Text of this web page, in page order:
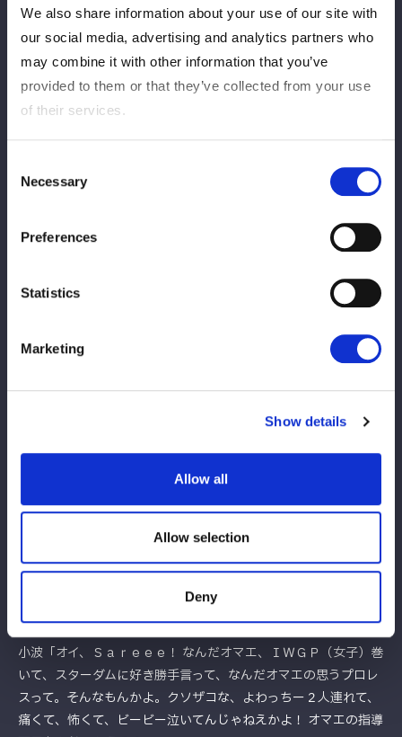
We also share information about your use of our site with
our social media, advertising and analytics partners who
may combine it with other information that you’ve
provided to them or that they’ve collected from your use
of their services.
Selection
Necessary
Preferences
Statistics
Marketing
Show details
Allow all
Allow selection
Deny
あとからH.A.T.E.が入場し、乱闘でスタート。乱闘は場外に発展
する。小波がＳａｒｅｅｅを客席に投げつける。小波がリングに
Ｓａｒｅｅｅを戻して攻撃、Ｓａｒｅｅｅがヒザを攻撃しダイビ
ングフットスタンプ。小波がかわしてカウンターのハイキック。
桃がＳａｒｅｅｅにミドルキック、顔面を蹴飛ばしていく。Ｓａ
ｒｅｅｅがエルボー。桃は笑みを浮かべてやり返す。エルボーの
ＣｈｉＣｈｉがタッチを求めＳａｒｅｅｅは「いけんのか？」Ｃ
も、卍固めを決める。ＣｈｉＣｈｉはグラウンドに移行するが、
Ｈ.Ａ.Ｔ.Ｅ.がカット。桃がロープに振らせずエルボー、「負ける
か！」とＣｈｉＣｈｉもエルボー。上谷がアシストし、桃がＰ
Ｋ。小波が入り桃と合体、ＣｈｉＣｈｉがかいくぐり、Ｓａｒｅ
ーアタックもかわされる。小波がミクに串刺しエルボー、Ｈ.Ａ.
Ｔ.Ｅ.で攻撃し、小波がミドルキック、カットされるもワキ固
め。Ｓａｒｅｅｅがカットしようと手を伸ばすが、上谷が場外か
ｅとＣｈｉＣｈｉが合体も場外から上谷が足を引き、エプロンか
ら飛ぶ。小波がミクに投げっぱなしジャーマン。２カウントであ
えて引き起こし、小波がバズソー。決まったと思われたがＳａｒ
ｅｅｅがカット、桃がＳａｒｅｅｅにハイキック、スイーパー。
合後、桃がバットでＳａｒｅｅｅを殴打し首を絞める。小波はミ
クを離さず締め続ける。セコンドの吏南が入ると、止めるレフェ
リーを場外に投げ捨てる。Ｓａｒｅｅｅと小波が視殺戦。小波は
小波「オイ、Ｓａｒｅｅｅ！ なんだオマエ、ＩＷＧＰ（女子）巻
いて、スターダムに好き勝手言って、なんだオマエの思うプロレ
スって。そんなもんかよ。クソザコな、よわっちー２人連れて、
痛くて、怖くて、ビービー泣いてんじゃねえかよ！ オマエの指導